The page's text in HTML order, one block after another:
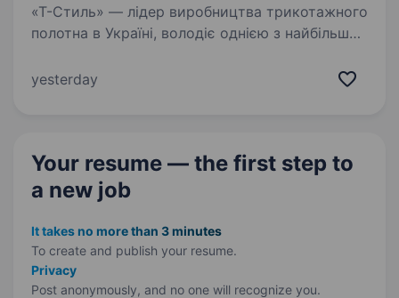
«Т-Стиль» — лідер виробництва трикотажного
полотна в Україні, володіє однією з найбільших
(ТМ Goldi Льонокомбінат). Підприємство
yesterday
Your resume — the first step to
a new job
It takes no more than 3 minutes
To create and publish your resume.
Privacy
Post anonymously, and no one will recognize you.